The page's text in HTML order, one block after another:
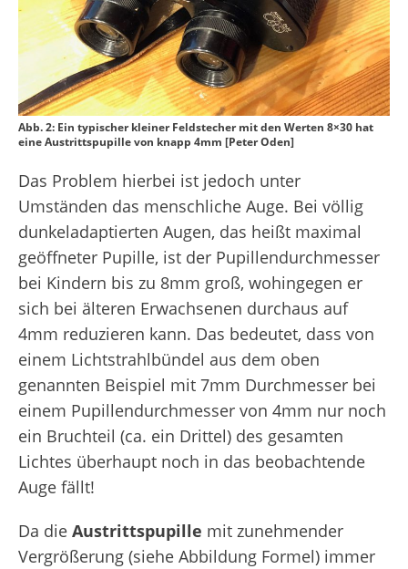
Abb. 2: Ein typischer kleiner Feldstecher mit den Werten 8×30 hat
eine Austrittspupille von knapp 4mm [Peter Oden]
Das Problem hierbei ist jedoch unter
Umständen das menschliche Auge. Bei völlig
dunkeladaptierten Augen, das heißt maximal
geöffneter Pupille, ist der Pupillendurchmesser
bei Kindern bis zu 8mm groß, wohingegen er
sich bei älteren Erwachsenen durchaus auf
4mm reduzieren kann. Das bedeutet, dass von
einem Lichtstrahlbündel aus dem oben
genannten Beispiel mit 7mm Durchmesser bei
einem Pupillendurchmesser von 4mm nur noch
ein Bruchteil (ca. ein Drittel) des gesamten
Lichtes überhaupt noch in das beobachtende
Auge fällt!
Da die Austrittspupille mit zunehmender
Vergrößerung (siehe Abbildung Formel) immer